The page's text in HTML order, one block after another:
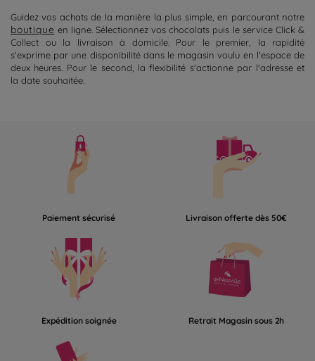
Guidez vos achats de la manière la plus simple, en parcourant notre
boutique en ligne. Sélectionnez vos chocolats puis le service Click &
Collect ou la livraison à domicile. Pour le premier, la rapidité
s'exprime par une disponibilité dans le magasin voulu en l'espace de
deux heures. Pour le second, la flexibilité s'actionne par l'adresse et
la date souhaitée.
Paiement sécurisé Livraison offerte dès 50€
Expédition soignée Retrait Magasin sous 2h